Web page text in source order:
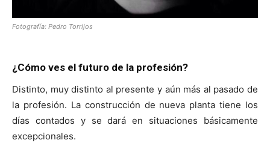
Fotografía: Pedro Torrijos
¿Cómo ves el futuro de la profesión?
Distinto, muy distinto al presente y aún más al pasado de
la profesión. La construcción de nueva planta tiene los
días contados y se dará en situaciones básicamente
excepcionales.